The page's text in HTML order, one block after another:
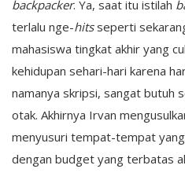
backpacker. Ya, saat itu istilah
terlalu nge-hitsseperti
mahasiswa tingkat akhir yang
kehidupan sehari-hari karena
namanya skripsi, sangat butuh
otak. Akhirnya Irvan
menyusuri tempat-tempat
dengan budget yang terbatas